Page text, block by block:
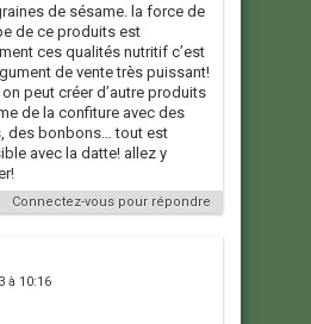
de sésame. la force de
de ce produits est
ces qualités nutritif c’est
de vente très puissant!
peut créer d’autre produits
de la confiture avec des
des bonbons… tout est
avec la datte! allez y
Connectez-vous pour répondre
à 10:16